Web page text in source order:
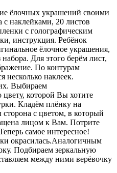
ёлочных украшений своими
с наклейками, 20 листов
с голографическим
инструкция. Ребёнок
ёлочное украшения,
Для этого берём лист,
По контурам
несколько наклеек.
Выбираем
которой Вы хотите
Кладём плёнку на
с цветом, в который
лицом к Вам. Потрите
самое интересное!
окрасилась.Аналогичным
Подбираем зеркальную
между ними верёвочку